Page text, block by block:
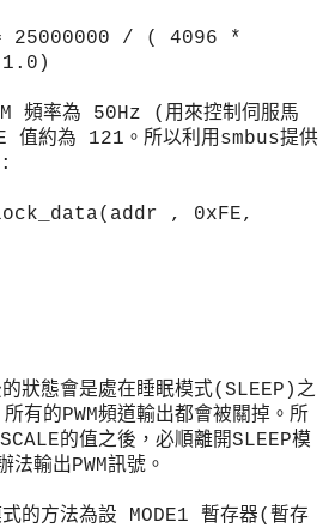
= 25000000 / ( 4096 *
1.0)
頻率為 50Hz (用來控制伺服馬
值約為 121。所以利用smbus提供
, 0xFE,
狀態會是處在睡眠模式( SLEEP)之
所有的PWM頻道輸出都會被關掉。所
的值之後，必順離開SLEEP模
輸出PWM訊號。
的方法為設 MODE1 暫存器(暫存